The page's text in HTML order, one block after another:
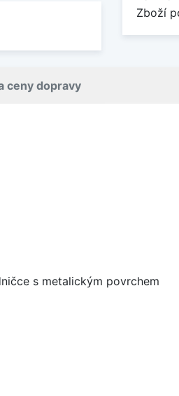
Zboží
ceny dopravy
s metalickým povrchem